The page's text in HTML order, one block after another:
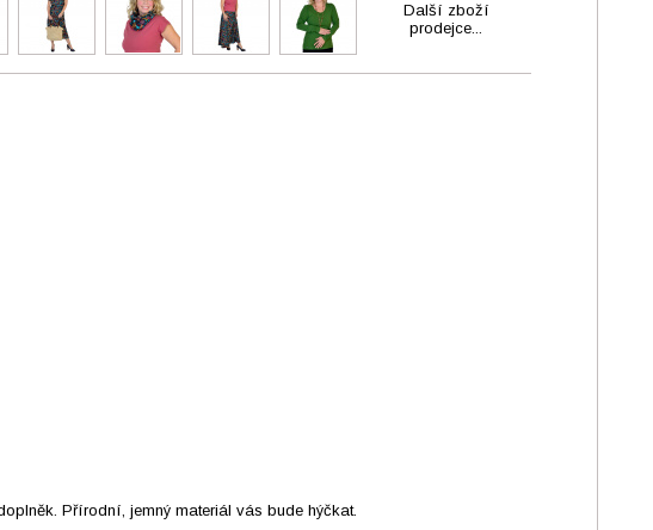
Další zboží
prodejce...
Přírodní, jemný materiál vás bude hýčkat.